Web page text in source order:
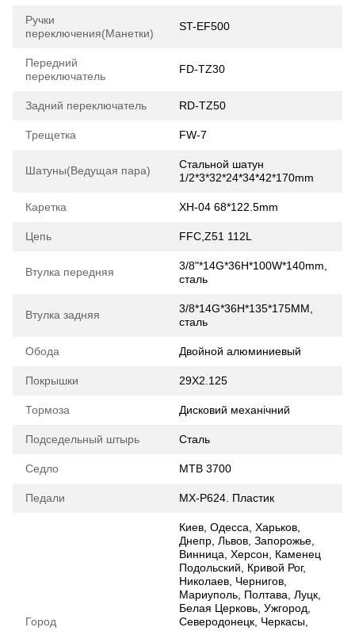
Ручки
переключения(Манетки)
ST-EF500
Передний
переключатель
FD-TZ30
Задний переключатель RD-TZ50
Трещетка FW-7
Шатуны(Ведущая пара)
Стальной шатун
1/2*3*32*24*34*42*170mm
Каретка XH-04 68*122.5mm
Цепь FFC,Z51 112L
Втулка передняя
3/8"*14G*36H*100W*140mm,
сталь
Втулка задняя
3/8*14G*36H*135*175MM,
сталь
Обода Двойной алюминиевый
Покрышки 29X2.125
Тормоза Дисковий механічний
Подседельный штырь Сталь
Седло MTB 3700
Педали MX-P624. Пластик
Город
Киев, Одесса, Харьков,
Днепр, Львов, Запорожье,
Винница, Херсон, Каменец
Подольский, Кривой Рог,
Николаев, Чернигов,
Мариуполь, Полтава, Луцк,
Белая Церковь, Ужгород,
Северодонецк, Черкасы,